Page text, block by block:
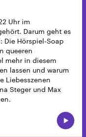
Uhr im
Darum geht es
Die Hörspiel-Soap
queeren
mehr in diesem
lassen und warum
Liebesszenen
Steger und Max